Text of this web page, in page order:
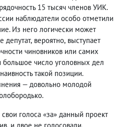
15 тысяч членов УИК.
наблюдатели особо отметили
Из него логически может
депутат, вероятно, выступает
чиновников или самих
большое число уголовных дел
такой позиции.
— довольно молодой
голоса «за» данный проект